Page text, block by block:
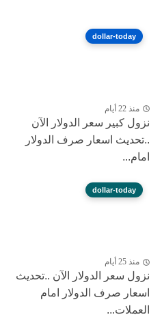
dollar-today
منذ 22 أيام
نزول كبير ‎سعر الدولار الآن
..تحديث اسعار صرف الدولار
امام...
dollar-today
منذ 25 أيام
نزول ‎سعر الدولار الآن ..تحديث
اسعار صرف الدولار امام
العملات...